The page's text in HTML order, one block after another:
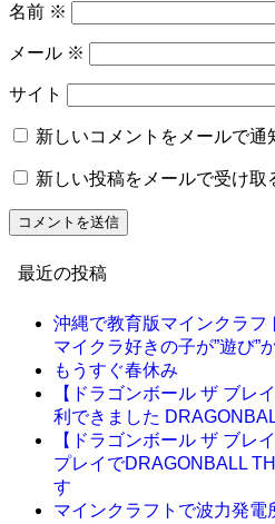
名前 ※
メール ※
サイト
新しいコメントをメールで通
新しい投稿をメールで受け取
最近の投稿
沖縄で教育版マインクラフ
マイクラ好きの子が”遊び”
もうすぐ春休み
【ドラゴンボール ザ ブレ
利できました
【ドラゴンボール ザ ブレ
プレイでDRAGONBALL
す
マインクラフトで波力発電